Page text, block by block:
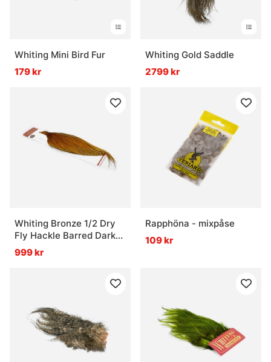
Whiting Mini Bird Fur
179 kr
Whiting Gold Saddle
2799 kr
Whiting Bronze 1/2 Dry
Fly Hackle Barred Dark
Ginger
999 kr
Rapphöna - mixpåse
109 kr